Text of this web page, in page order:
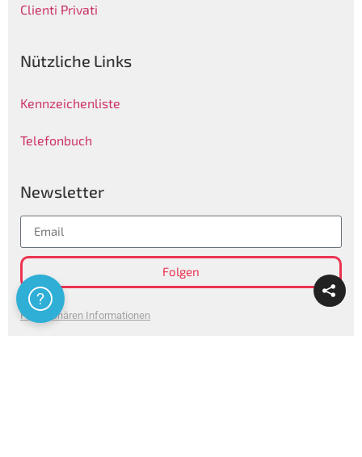
Clienti Privati
Nützliche Links
Kennzeichenliste
Telefonbuch
Newsletter
Folgen
Privatsphären Informationen